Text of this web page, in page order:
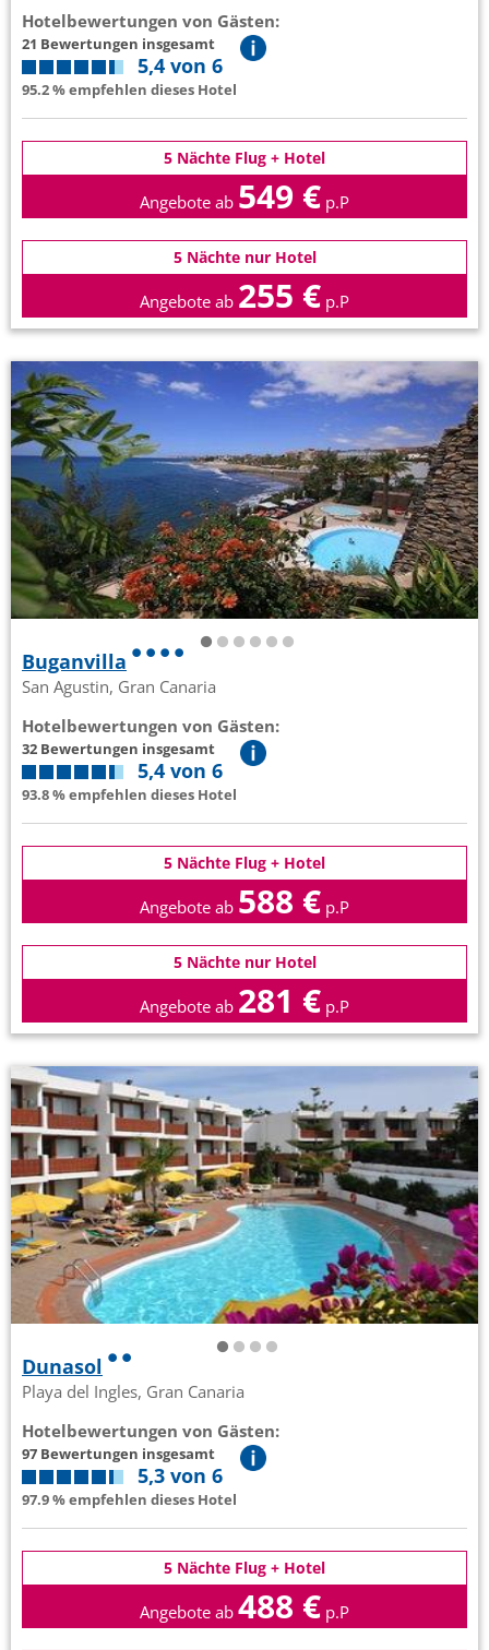
Hotelbewertungen von Gästen:
21 Bewertungen insgesamt
5,4 von 6
95.2 % empfehlen dieses Hotel
5 Nächte Flug + Hotel
Angebote ab 549 € p.P
5 Nächte nur Hotel
Angebote ab 255 € p.P
Buganvilla
San Agustin, Gran Canaria
Hotelbewertungen von Gästen:
32 Bewertungen insgesamt
5,4 von 6
93.8 % empfehlen dieses Hotel
5 Nächte Flug + Hotel
Angebote ab 588 € p.P
5 Nächte nur Hotel
Angebote ab 281 € p.P
Dunasol
Playa del Ingles, Gran Canaria
Hotelbewertungen von Gästen:
97 Bewertungen insgesamt
5,3 von 6
97.9 % empfehlen dieses Hotel
5 Nächte Flug + Hotel
Angebote ab 488 € p.P